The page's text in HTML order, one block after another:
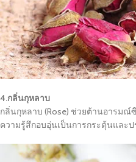
4.กลิ่นกุหลาบ
กลิ่นกุหลาบ (Rose) ช่วยต้านอารมณ์
ความรู้สึกอบอุ่นเป็นการกระตุ้นและ